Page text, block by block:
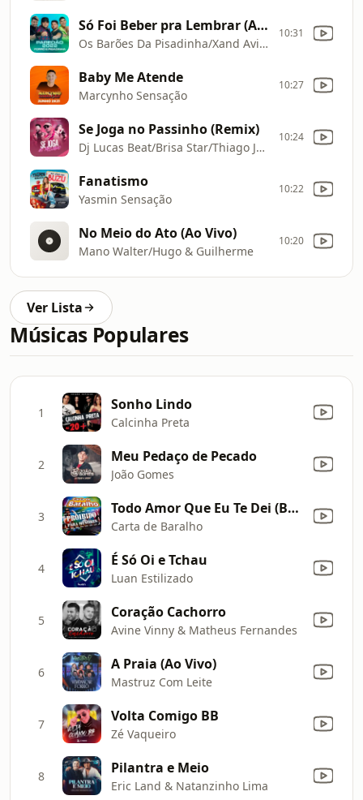
Só Foi Beber pra Lembrar (Ao Vivo)
Os Barões Da Pisadinha/Xand Avião
10:31
Baby Me Atende
Marcynho Sensação
10:27
Se Joga no Passinho (Remix)
Dj Lucas Beat/Brisa Star/Thiago Jhonathan (TJ)
10:24
Fanatismo
Yasmin Sensação
10:22
No Meio do Ato (Ao Vivo)
Mano Walter/Hugo & Guilherme
10:20
Ver Lista
Músicas Populares
1 Sonho Lindo
Calcinha Preta
2 Meu Pedaço de Pecado
João Gomes
3 Todo Amor Que Eu Te Dei (Bônus Track)
Carta de Baralho
4 É Só Oi e Tchau
Luan Estilizado
5 Coração Cachorro
Avine Vinny & Matheus Fernandes
6 A Praia (Ao Vivo)
Mastruz Com Leite
7 Volta Comigo BB
Zé Vaqueiro
8 Pilantra e Meio
Eric Land & Natanzinho Lima